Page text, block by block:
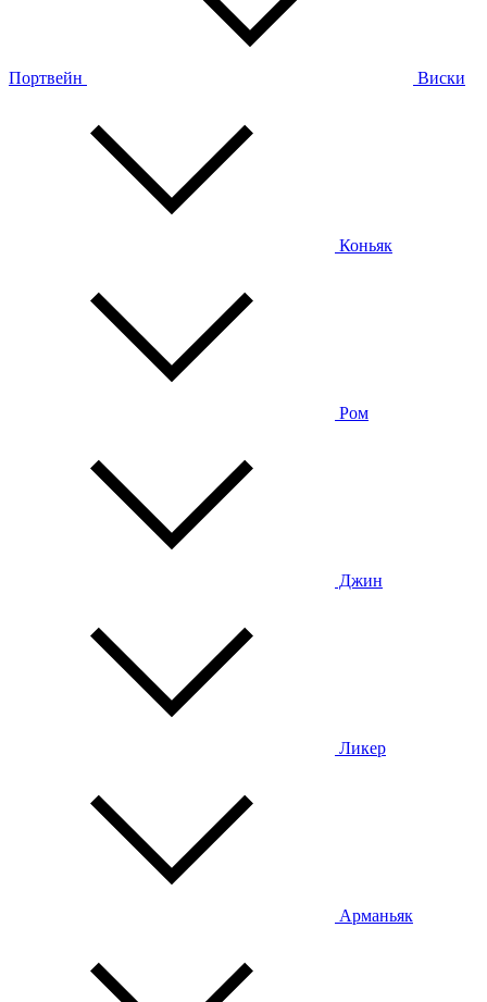
Портвейн Виски
Коньяк
Ром
Джин
Ликер
Арманьяк